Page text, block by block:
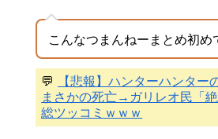
こんなつまんねーまとめ初め
💬
【悲報】ハンターハンター
まさかの死亡→ガリレオ民「
総ツッコミｗｗｗ